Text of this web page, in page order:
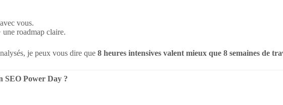
vous.
roadmap claire.
je peux vous dire que 8 heures intensives valent mieux que 8 semaines de
SEO Power Day ?